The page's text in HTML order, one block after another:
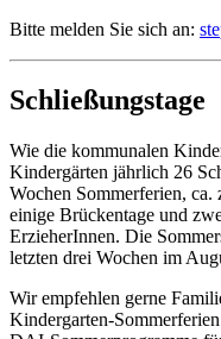
Bitte melden Sie sich an:
Schließungstage
Wie die kommunalen
Kindergärten jährlich 26
Wochen Sommerferien,
einige Brückentage und
ErzieherInnen. Die
letzten drei Wochen im
Wir empfehlen gerne
Kindergarten-